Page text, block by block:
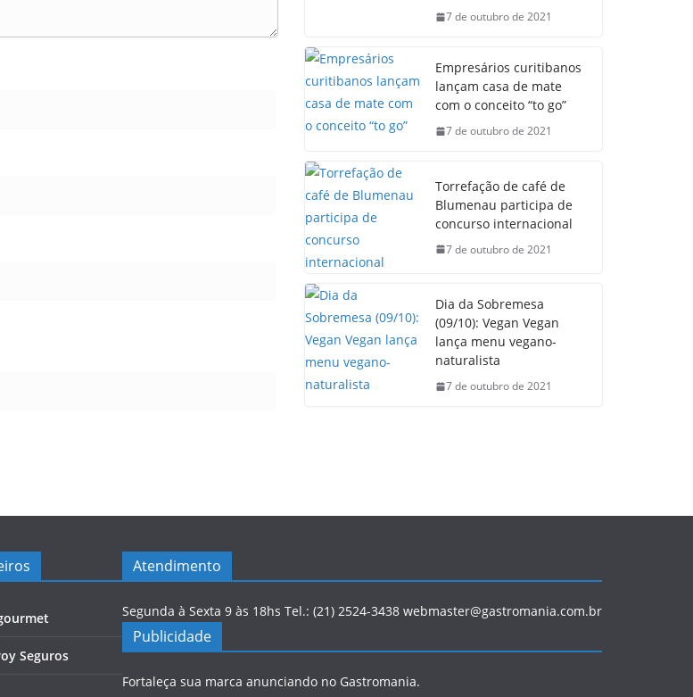
7 de outubro de 2021
Empresários curitibanos
lançam casa de mate
com o conceito “to go”
7 de outubro de 2021
Torrefação de café de
Blumenau participa de
concurso internacional
7 de outubro de 2021
Dia da Sobremesa
(09/10): Vegan Vegan
lança menu vegano-
naturalista
7 de outubro de 2021
Seguros
Atendimento
Segunda à Sexta 9 às 18hs Tel.: (21) 2524-3438 webmaster@gastromania.com.br
Publicidade
Fortaleça sua marca anunciando no Gastromania.